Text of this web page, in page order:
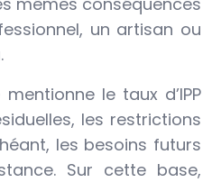
un artisan ou
le taux d’IPP
les restrictions
les besoins futurs
Sur cette base,